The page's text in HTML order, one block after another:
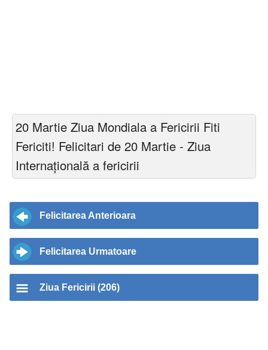
20 Martie Ziua Mondiala a Fericirii Fiti
Fericiti! Felicitari de 20 Martie - Ziua
Internațională a fericirii
Felicitarea Anterioara
Felicitarea Urmatoare
Ziua Fericirii (206)